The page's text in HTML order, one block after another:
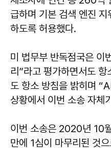
급하며 기본 검색 엔진 지
하도록 허용했다.
미 법무부 반독점국은 이
리”라고 평가하면서도
도 항소 방침을 밝히며
상황에서 이번 소송 자체
이번 소송은 2020년 10
만에 1심이 마무리된 것